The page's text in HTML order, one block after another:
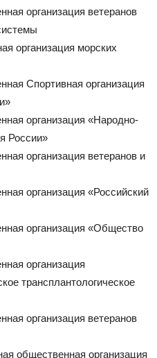
организация ветеранов
организация морских
Спортивная организация
организация «Народно-
России»
организация ветеранов и
организация «Российский
организация «Общество
организация
трансплантологическое
организация ветеранов
общественная организация